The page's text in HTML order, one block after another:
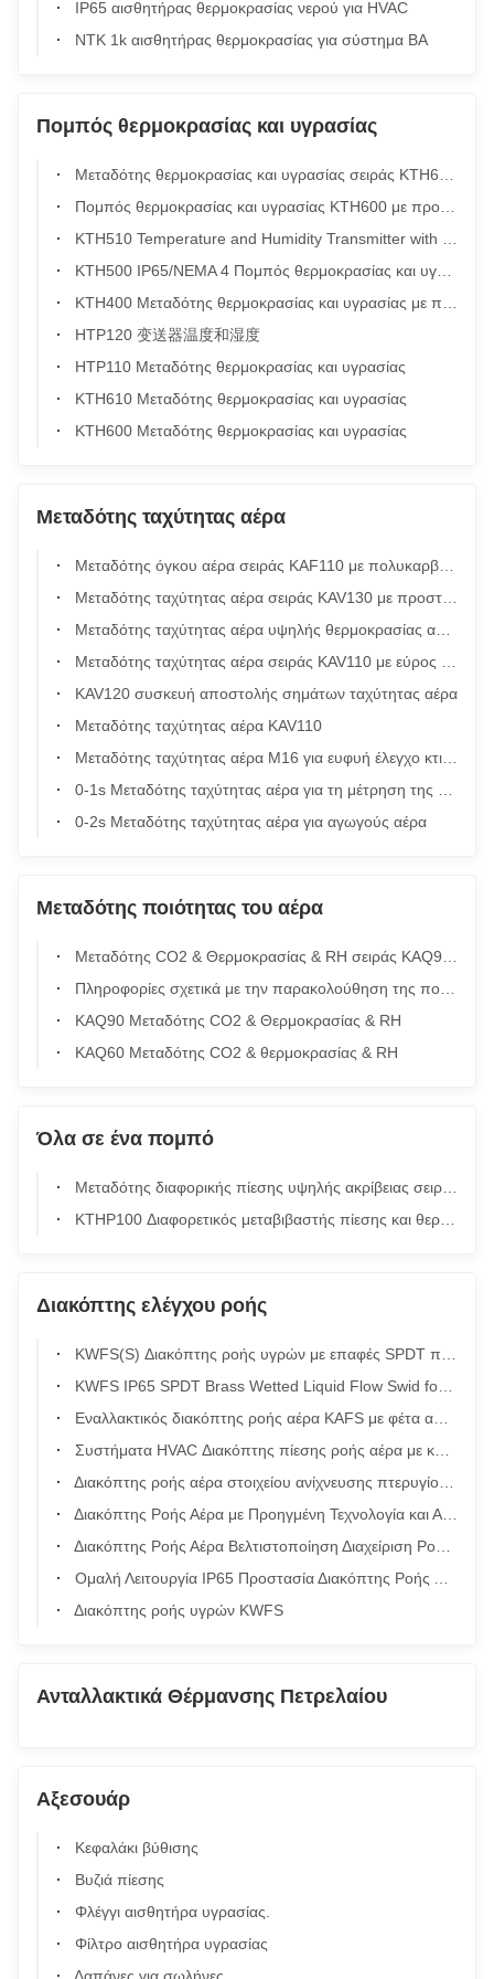
IP65 αισθητήρας θερμοκρασίας νερού για HVAC
ΝΤΚ 1k αισθητήρας θερμοκρασίας για σύστημα BA
Πομπός θερμοκρασίας και υγρασίας
Μεταδότης θερμοκρασίας και υγρασίας σειράς KTH610 με προστασία IP65, ακρίβεια ±0,3°C και έξοδο 4-20mA
Πομπός θερμοκρασίας και υγρασίας KTH600 με προστασία IP65/NEMA4, έξοδο 4-20 mA και οθόνη LCD με οπίσθιο φωτισμό
KTH510 Temperature and Humidity Transmitter with IP65/NEMA4 Protection, 4-20mA/0-10V/RS485 Output, Wall or Duct Mounted (Περιβληματικό και υγρασία μεταδότης)
KTH500 IP65/NEMA 4 Πομπός θερμοκρασίας και υγρασίας με έξοδο 4-20 mA και οθόνη οπίσθιου φωτισμού LCD
KTH400 Μεταδότης θερμοκρασίας και υγρασίας με προστασία IP65 RS485 Έκδοση και ευρύ φάσμα εφαρμογής
HTP120 变送器温度和湿度
HTP110 Μεταδότης θερμοκρασίας και υγρασίας
KTH610 Μεταδότης θερμοκρασίας και υγρασίας
KTH600 Μεταδότης θερμοκρασίας και υγρασίας
Μεταδότης ταχύτητας αέρα
Μεταδότης όγκου αέρα σειράς KAF110 με πολυκαρβονικό και ABS στερέωμα, οθόνη LCD με φως από πίσω και προστασία IP65/NEMA4
Μεταδότης ταχύτητας αέρα σειράς KAV130 με προστασία IP65/NEMA4, έξοδο 4-20 mA και οθόνη LCD με φως από πίσω
Μεταδότης ταχύτητας αέρα υψηλής θερμοκρασίας ανθεκτικός στη διάβρωση σειράς KAV120 με ακρίβεια 0,2% FS
Μεταδότης ταχύτητας αέρα σειράς KAV110 με εύρος μέτρησης 1 ̊30 m/s, ακρίβεια FS 0,2% και βαθμολογία προστασίας IP65
KAV120 συσκευή αποστολής σημάτων ταχύτητας αέρα
Μεταδότης ταχύτητας αέρα KAV110
Μεταδότης ταχύτητας αέρα M16 για ευφυή έλεγχο κτιρίων
0-1s Μεταδότης ταχύτητας αέρα για τη μέτρηση της ταχύτητας του ανέμου
0-2s Μεταδότης ταχύτητας αέρα για αγωγούς αέρα
Μεταδότης ποιότητας του αέρα
Μεταδότης CO2 & Θερμοκρασίας & RH σειράς KAQ90 με ακρίβεια ± 0,5 °C και εύρος RH 0·95% για παρακολούθηση σε εσωτερικούς χώρους
Πληροφορίες σχετικά με την παρακολούθηση της ποιότητας του αέρα σε εσωτερικούς χώρους
KAQ90 Μεταδότης CO2 & Θερμοκρασίας & RH
KAQ60 Μεταδότης CO2 & θερμοκρασίας & RH
Όλα σε ένα πομπό
Μεταδότης διαφορικής πίεσης υψηλής ακρίβειας σειράς KTHP100 με βαθμολογία IP65/NEMA4
KTHP100 Διαφορετικός μεταβιβαστής πίεσης και θερμοκρασίας και υγρασίας
Διακόπτης ελέγχου ροής
KWFS(S) Διακόπτης ροής υγρών με επαφές SPDT προστασία IP65 και κατασκευή από ανοξείδωτο χάλυβα 304
KWFS IP65 SPDT Brass Wetted Liquid Flow Swid for HVAC and Chiller Systems
Εναλλακτικός διακόπτης ροής αέρα KAFS με φέτα από ανοξείδωτο χάλυβα, προστασία IP54 και διαμόρφωση επαφής SPDT για αγωγούς HVAC
Συστήματα HVAC Διακόπτης πίεσης ροής αέρα με κουπί Βιομηχανικής ποιότητας
Διακόπτης ροής αέρα στοιχείου ανίχνευσης πτερυγίου για συστήματα βιομηχανικού αυτοματισμού και ελέγχου
Διακόπτης Ροής Αέρα με Προηγμένη Τεχνολογία και Αξιοπιστία
Διακόπτης Ροής Αέρα Βελτιστοποίηση Διαχείριση Ροής Αέρα
Ομαλή Λειτουργία IP65 Προστασία Διακόπτης Ροής Αέρα για Βιομηχανικές Εφαρμογές
Διακόπτης ροής υγρών KWFS
Ανταλλακτικά Θέρμανσης Πετρελαίου
Αξεσουάρ
Κεφαλάκι βύθισης
Βυζιά πίεσης
Φλέγγι αισθητήρα υγρασίας.
Φίλτρο αισθητήρα υγρασίας